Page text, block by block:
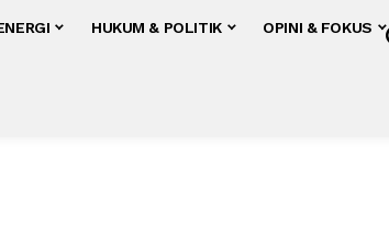
HUKUM & POLITIK OPINI & FOKUS